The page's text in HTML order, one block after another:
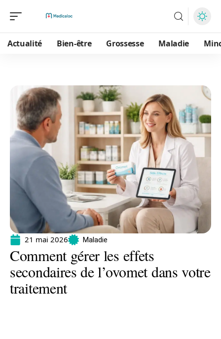
Actualité Bien-être Grossesse Maladie
21 mai 2026 Maladie
Comment gérer les effets
secondaires de l’ovomet dans votre
traitement